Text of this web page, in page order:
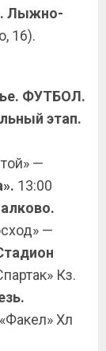
Лыжно-
16).
ФУТБОЛ.
этап.
—
13:00
—
Кз.
Хл